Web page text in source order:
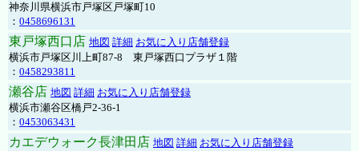
神奈川県横浜市戸塚区戸塚町10
： 0458696131
東戸塚西口店 地図 詳細 お気に入り店舗登録
横浜市戸塚区川上町87-8 東戸塚西口プラザ１階
： 0458293811
瀬谷店 地図 詳細 お気に入り店舗登録
横浜市瀬谷区橋戸2-36-1
： 0453063431
カエデウォーク長津田店 地図 詳細 お気に入り店舗登録